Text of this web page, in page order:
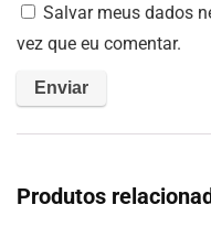
Salvar meus dados
vez que eu comentar.
Produtos